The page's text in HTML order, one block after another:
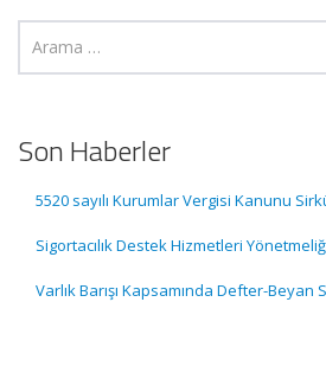
Son Haberler
5520 sayılı Kurumlar Vergisi Kanunu
Sigortacılık Destek Hizmetleri
Varlık Barışı Kapsamında Defter-Beyan